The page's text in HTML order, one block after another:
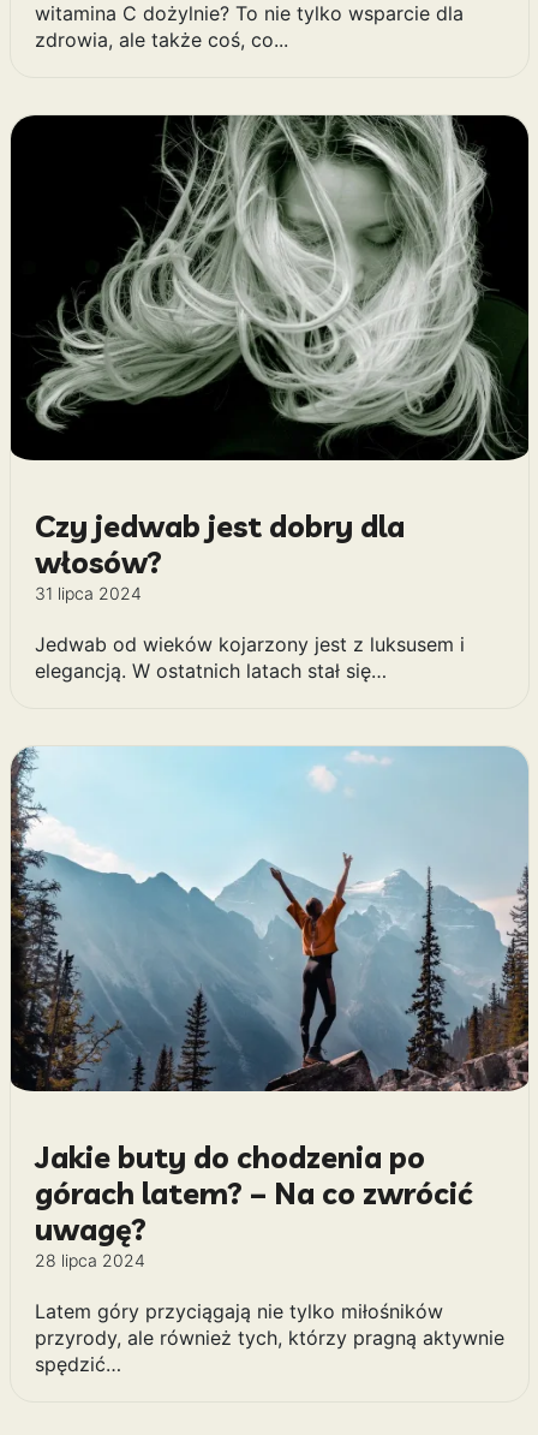
witamina C dożylnie? To nie tylko wsparcie dla
zdrowia, ale także coś, co...
Czy jedwab jest dobry dla
włosów?
31 lipca 2024
Jedwab od wieków kojarzony jest z luksusem i
elegancją. W ostatnich latach stał się…
Jakie buty do chodzenia po
górach latem? – Na co zwrócić
uwagę?
28 lipca 2024
Latem góry przyciągają nie tylko miłośników
przyrody, ale również tych, którzy pragną aktywnie
spędzić…